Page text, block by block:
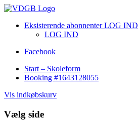
Eksisterende abonnenter LOG IND
LOG IND
Facebook
Start – Skoleform
Booking #1643128055
Vis indkøbskurv
Vælg side